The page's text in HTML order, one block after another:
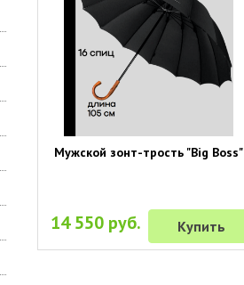
Мужской зонт-трость "Big Boss"
14 550 руб. Купить